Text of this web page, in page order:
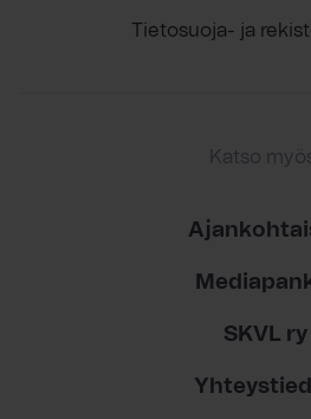
Tietosuoja- ja
Katso
SKVL ry